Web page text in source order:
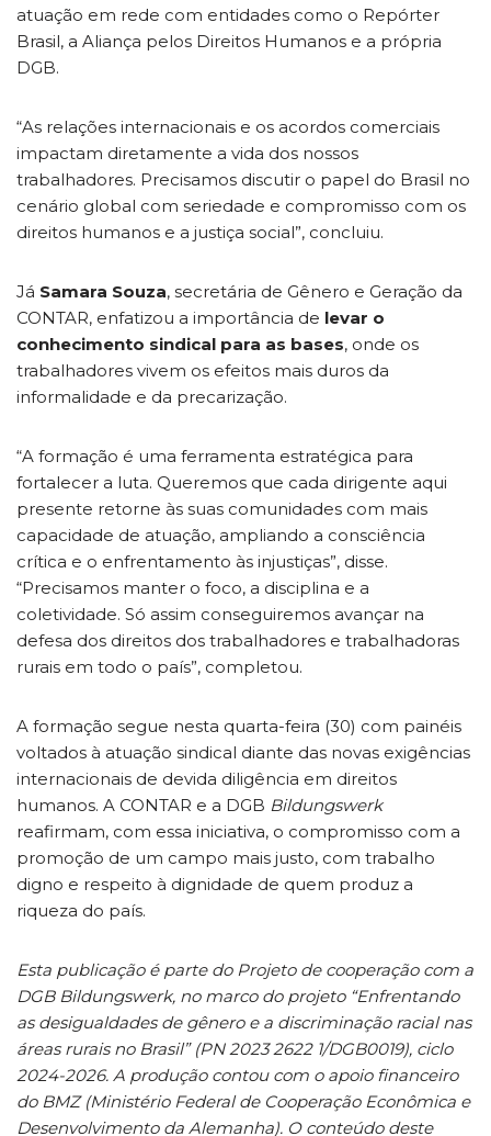
atuação em rede com entidades como o Repórter
Brasil, a Aliança pelos Direitos Humanos e a própria
DGB.
“As relações internacionais e os acordos comerciais
impactam diretamente a vida dos nossos
trabalhadores. Precisamos discutir o papel do Brasil no
cenário global com seriedade e compromisso com os
direitos humanos e a justiça social”, concluiu.
Já Samara Souza, secretária de Gênero e Geração da
CONTAR, enfatizou a importância de levar o
conhecimento sindical para as bases, onde os
trabalhadores vivem os efeitos mais duros da
informalidade e da precarização.
“A formação é uma ferramenta estratégica para
fortalecer a luta. Queremos que cada dirigente aqui
presente retorne às suas comunidades com mais
capacidade de atuação, ampliando a consciência
crítica e o enfrentamento às injustiças”, disse.
“Precisamos manter o foco, a disciplina e a
coletividade. Só assim conseguiremos avançar na
defesa dos direitos dos trabalhadores e trabalhadoras
rurais em todo o país”, completou.
A formação segue nesta quarta-feira (30) com painéis
voltados à atuação sindical diante das novas exigências
internacionais de devida diligência em direitos
humanos. A CONTAR e a DGB Bildungswerk
reafirmam, com essa iniciativa, o compromisso com a
promoção de um campo mais justo, com trabalho
digno e respeito à dignidade de quem produz a
riqueza do país.
Esta publicação é parte do Projeto de cooperação com a
DGB Bildungswerk, no marco do projeto “Enfrentando
as desigualdades de gênero e a discriminação racial nas
áreas rurais no Brasil” (PN 2023 2622 1/DGB0019), ciclo
2024-2026. A produção contou com o apoio financeiro
do BMZ (Ministério Federal de Cooperação Econômica e
Desenvolvimento da Alemanha). O conteúdo deste